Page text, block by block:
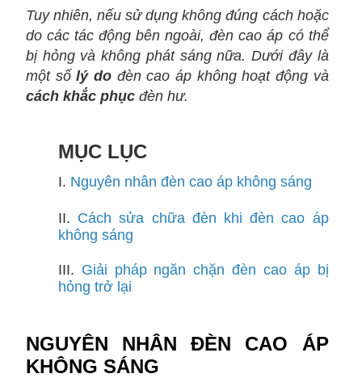
Tuy nhiên, nếu sử dụng không đúng cách hoặc
do các tác động bên ngoài, đèn cao áp có thể
bị hỏng và không phát sáng nữa. Dưới đây là
một sốlý dođèn cao áp không hoạt động và
cách khắc phục đèn hư.
MỤC LỤC
I. Nguyên nhân đèn cao áp không sáng
II. Cách sửa chữa đèn khi đèn cao áp
không sáng
III. Giải pháp ngăn chặn đèn cao áp bị
hỏng trở lại
NGUYÊN NHÂN ĐÈN CAO ÁP
KHÔNG SÁNG